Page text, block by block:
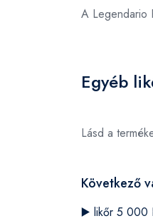
A Legendario
Egyéb
Lásd a
Következő
▶️ likőr 5 000